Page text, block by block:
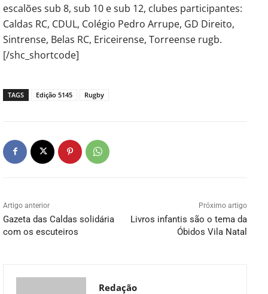
escalões sub 8, sub 10 e sub 12, clubes participantes:
Caldas RC, CDUL, Colégio Pedro Arrupe, GD Direito,
Sintrense, Belas RC, Ericeirense, Torreense rugb.
[/shc_shortcode]
TAGS Edição 5145 Rugby
Artigo anterior
Gazeta das Caldas solidária
com os escuteiros
Próximo artigo
Livros infantis são o tema da
Óbidos Vila Natal
Redação